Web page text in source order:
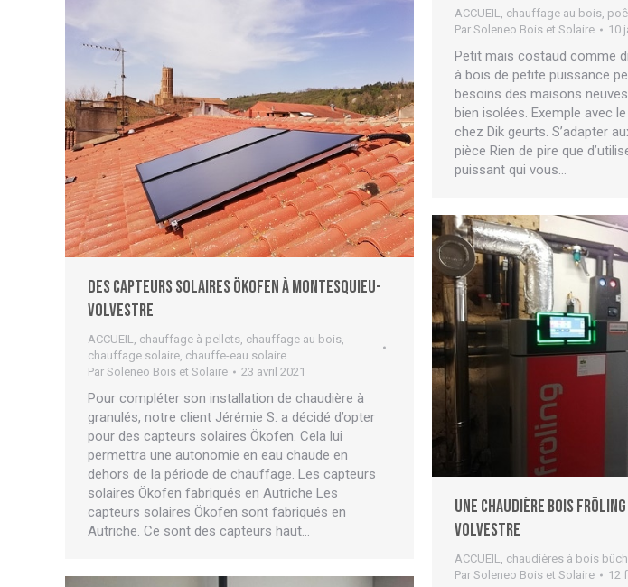
ACCUEIL chauffage au bois
Par Soleneo Bois et Solaire 10
Petit mais costaud comme
à bois de petite puissance
besoins des maisons
bien isolées. Exemple avec
chez Dik geurts. S’adapter
pièce Rien de pire que
puissant qui vous…
Des capteurs solaires ÖKOFEN à Montesquieu-
Volvestre
ACCUEIL chauffage à pellets chauffage au bois
chauffage solaire chauffe-eau solaire
Par Soleneo Bois et Solaire 23 avril 2021
Pour compléter son installation de chaudière à
granulés, notre client Jérémie S. a décidé d’opter
pour des capteurs solaires Ökofen. Cela lui
permettra une autonomie en eau chaude en
dehors de la période de chauffage. Les capteurs
solaires Ökofen fabriqués en Autriche Les
capteurs solaires Ökofen sont fabriqués en
Autriche. Ce sont des capteurs haut…
Une chaudière bois
Volvestre
ACCUEIL chaudières à bois
Par Soleneo Bois et Solaire 12